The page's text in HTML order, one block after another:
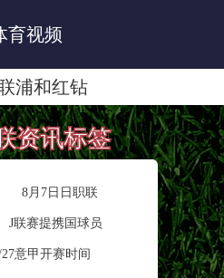
育视频
浦和红钻
资讯标签
8月7日日职联
J联赛提携国球员
27意甲开赛时间